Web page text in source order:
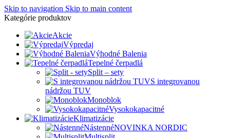
Skip to navigation Skip to main content
Kategórie produktov
Akcie
Výpredaj
Výhodné Balenia
Tepelné čerpadlá
Split – sety
S integrovanou
nádržou TUV
Monoblok
Vysokokapacitné
Klimatizácie
NástennéNOVINKA NORDIC